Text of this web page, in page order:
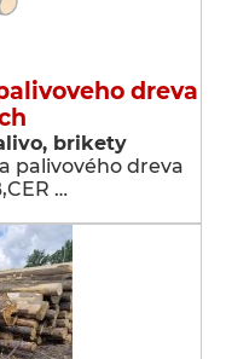
dreva
brikety
palivového dreva
…